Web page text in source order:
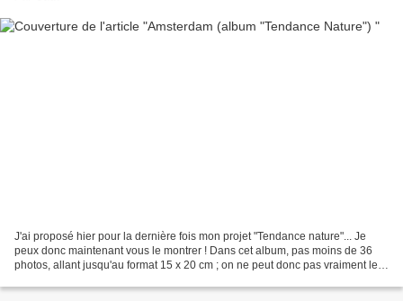
J'ai proposé hier pour la dernière fois mon projet "Tendance nature"... Je
peux donc maintenant vous le montrer ! Dans cet album, pas moins de 36
photos, allant jusqu'au format 15 x 20 cm ; on ne peut donc pas vraiment le